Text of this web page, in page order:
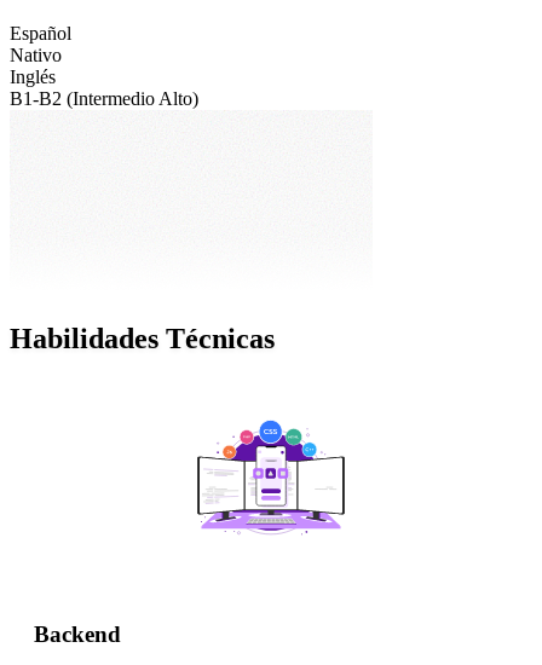
Español
Nativo
Inglés
B1-B2 (Intermedio Alto)
Habilidades Técnicas
Backend